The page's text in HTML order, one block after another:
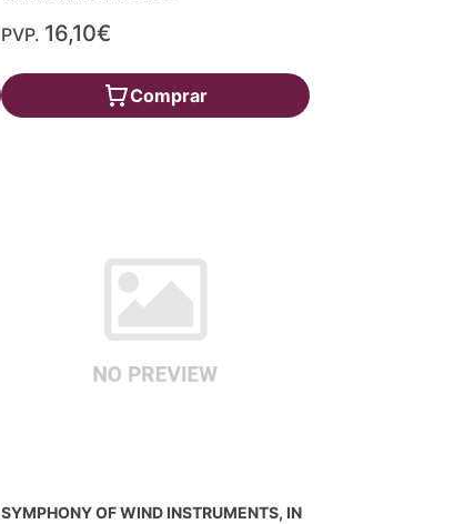
PVP. 16,10€
Comprar
SYMPHONY OF WIND INSTRUMENTS, IN